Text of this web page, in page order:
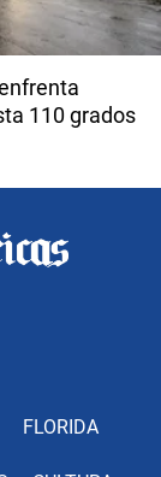
110 grados
FLORIDA